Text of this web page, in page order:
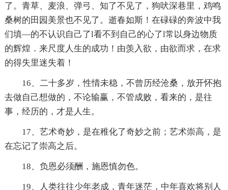
了。青草、麦浪、弹弓、知了不见了，狗吠深巷里，鸡鸣
桑树的田园美景也不见了。逝春如斯！在碌碌的奔波中我
们填—的不认识自己了l看不到自己的心了l常以身边物质
的辉煌．来尺度人生的成功！由羡入欲，由欲而求，在求
的得失里迷失着！
16、二十多岁，性情未稳，不曾历经沧桑，放开怀抱
去做自己想做的，不论输赢，不管成败，看来的，是往
事，经历的，才是人生。
17、艺术奇妙，是在稚化了奇妙之前；艺术崇高，是
在忘记了崇高之后。
18、负恩必须酬，施恩慎勿色。
19、人类往往少年老成，青年迷茫，中年喜欢将别人